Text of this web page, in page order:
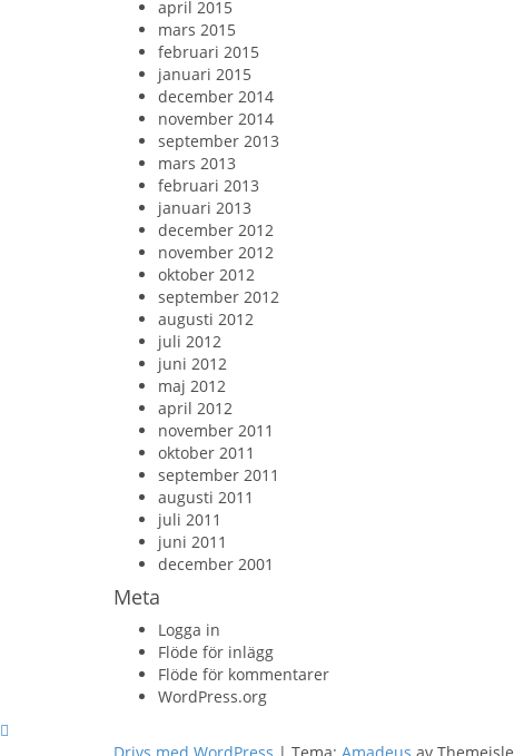
april 2015
mars 2015
februari 2015
januari 2015
december 2014
november 2014
september 2013
mars 2013
februari 2013
januari 2013
december 2012
november 2012
oktober 2012
september 2012
augusti 2012
juli 2012
juni 2012
maj 2012
april 2012
november 2011
oktober 2011
september 2011
augusti 2011
juli 2011
juni 2011
december 2001
Meta
Logga in
Flöde för inlägg
Flöde för kommentarer
WordPress.org